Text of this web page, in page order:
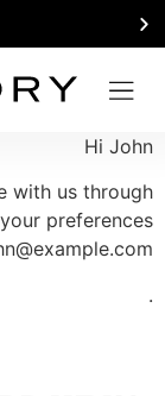
Hi John
with us through
preferences
.